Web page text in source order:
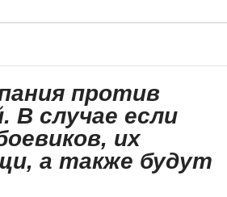
против
В случае если
их
а также будут